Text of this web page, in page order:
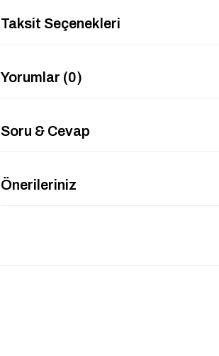
Taksit Seçenekleri
Yorumlar (0)
Soru & Cevap
Önerileriniz